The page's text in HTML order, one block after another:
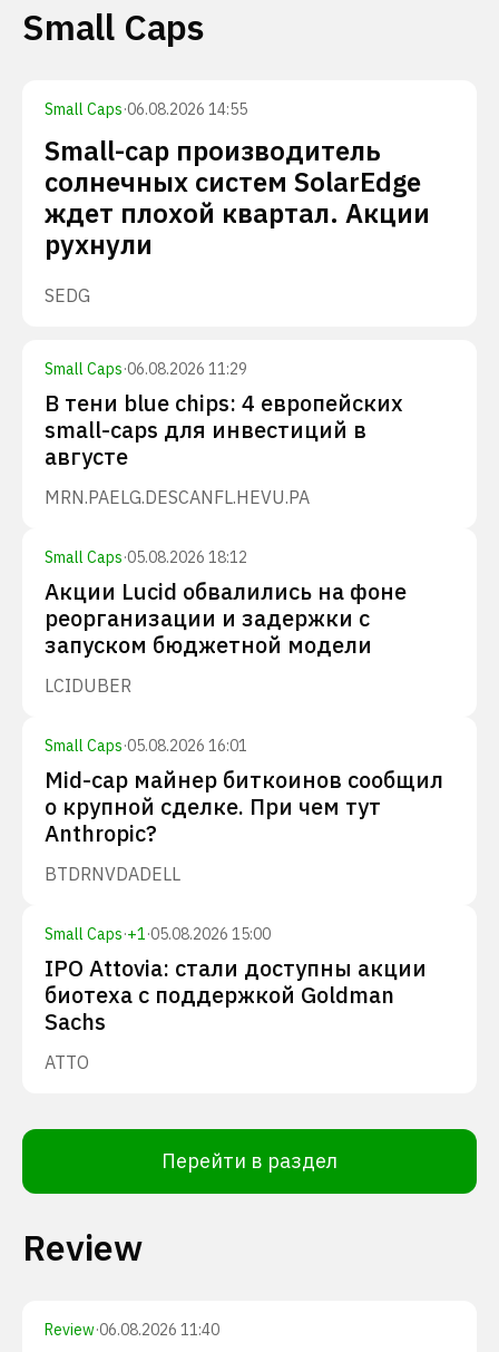
Small Caps
Small Caps·06.08.2026 14:55
Small-cap производитель
солнечных систем SolarEdge
ждет плохой квартал. Акции
рухнули
SEDG
Small Caps·06.08.2026 11:29
В тени blue chips: 4 европейских
small-caps для инвестиций в
августе
MRN.PAELG.DESCANFL.HEVU.PA
Small Caps·05.08.2026 18:12
Акции Lucid обвалились на фоне
реорганизации и задержки с
запуском бюджетной модели
LCIDUBER
Small Caps·05.08.2026 16:01
Mid-cap майнер биткоинов сообщил
о крупной сделке. При чем тут
Anthropic?
BTDRNVDADELL
Small Caps·+1·05.08.2026 15:00
IPO Attovia: стали доступны акции
биотеха с поддержкой Goldman
Sachs
ATTO
Перейти в раздел
Review
Review·06.08.2026 11:40